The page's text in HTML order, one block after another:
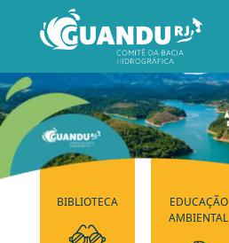
BIBLIOTECA
EDUCAÇÃO
AMBIENTAL